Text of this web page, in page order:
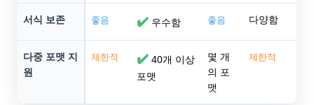
서식 보존 좋음 ✔️ 우수함 좋음 다양함
다중 포맷 지
원
제한적 ✔️ 40개 이상
포맷
몇 개
의 포
맷
제한적